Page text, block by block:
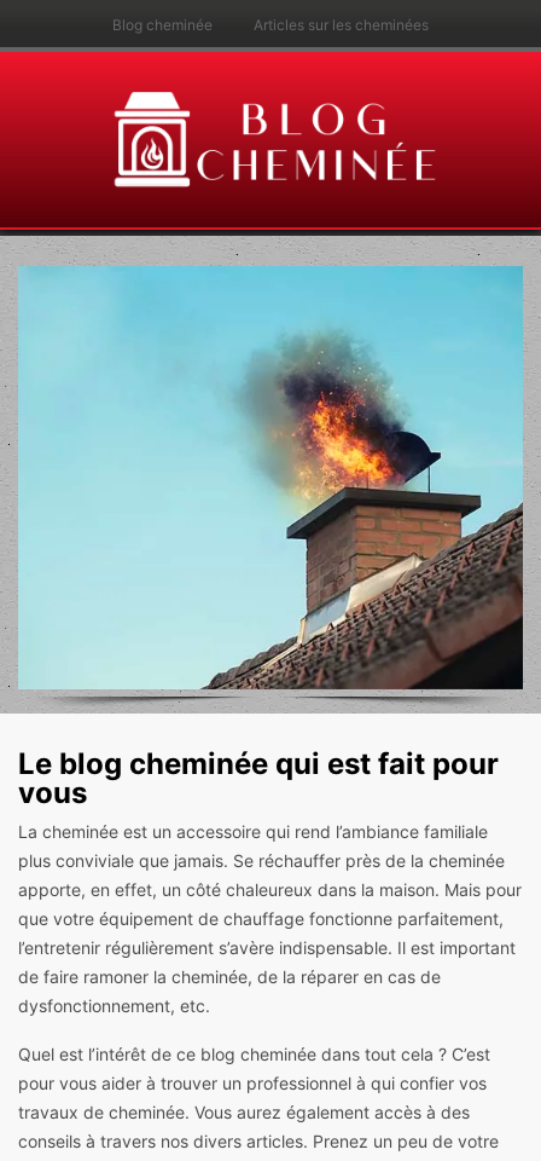
Blog cheminée Articles sur les cheminées
Le blog cheminée qui est fait pour
vous
La cheminée est un accessoire qui rend l’ambiance familiale
plus conviviale que jamais. Se réchauffer près de la cheminée
apporte, en effet, un côté chaleureux dans la maison. Mais pour
que votre équipement de chauffage fonctionne parfaitement,
l’entretenir régulièrement s’avère indispensable. Il est important
de faire ramoner la cheminée, de la réparer en cas de
dysfonctionnement, etc.
Quel est l’intérêt de ce blog cheminée dans tout cela ? C’est
pour vous aider à trouver un professionnel à qui confier vos
travaux de cheminée. Vous aurez également accès à des
conseils à travers nos divers articles. Prenez un peu de votre